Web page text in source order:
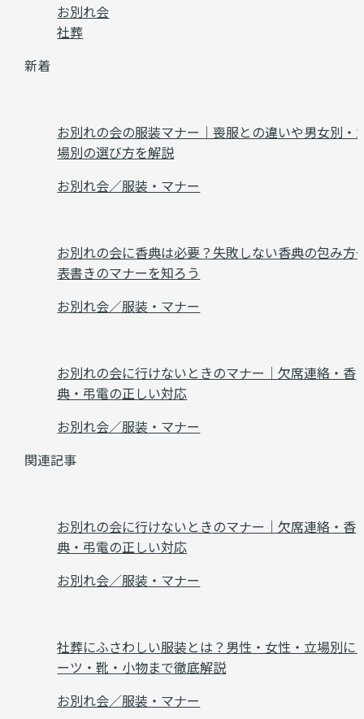
お別れ会
社葬
新着
お別れの会の服装マナー｜喪服との違いや男女別・
場別の選び方を解説
お別れ会／服装・マナー
お別れの会に香典は必要？失敗しない香典の包み方
表書きのマナーを知ろう
お別れ会／服装・マナー
お別れの会に行けないときのマナー｜欠席連絡・香
典・弔電の正しい対応
お別れ会／服装・マナー
関連記事
お別れの会に行けないときのマナー｜欠席連絡・香
典・弔電の正しい対応
お別れ会／服装・マナー
社葬にふさわしい服装とは？男性・女性・立場別に
ーツ・靴・小物まで徹底解説
お別れ会／服装・マナー